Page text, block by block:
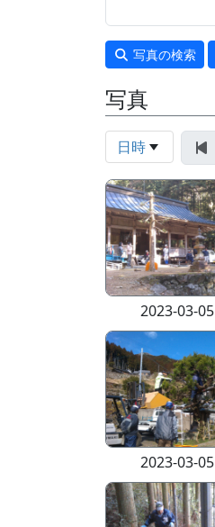
写真の検索
写真
日時
2023-03-05
2023-03-05